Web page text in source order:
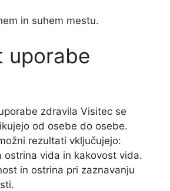
in suhem mestu.
uporabe
zdravila Visitec se
od osebe do osebe.
rezultati vključujejo:
ostrina vida in kakovost vida.
in ostrina pri zaznavanju